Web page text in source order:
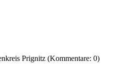
Prignitz (Kommentare: 0)